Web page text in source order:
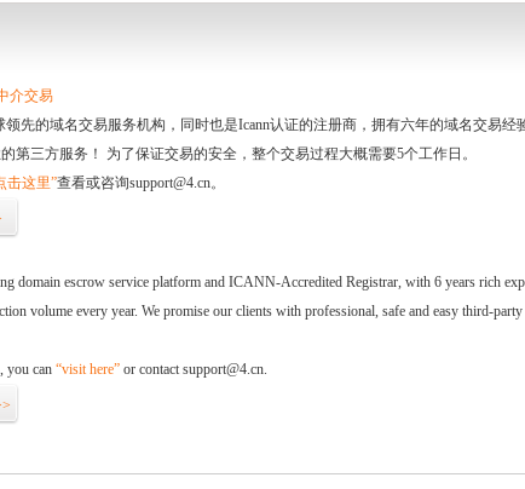
介交易
领先的域名交易服务机构，同时也是Icann认证的注册商，拥有六年的域名交易
第三方服务！ 为了保证交易的安全，整个交易过程大概需要5个工作日。
击这里”查看或咨询support@4.cn。
domain escrow service platform and ICANN-Accredited Registrar, with 6 years rich
volume every year. We promise our clients with professional, safe and easy third-
you can “visit here” or contact support@4.cn.